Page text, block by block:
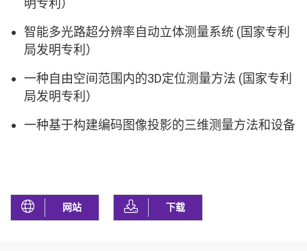
明专利）
智能多光路超分辨率自动立体测量系统 (国家专利
局发明专利）
一种自由空间范围内的3D定位测量方法 (国家专利
局发明专利）
一种基于构建编码图像投影的三维测量方法和设备
网站 下载